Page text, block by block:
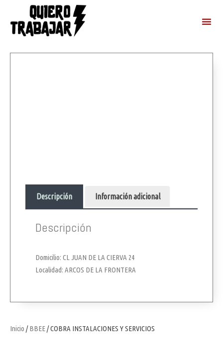
Inicio /BBEE/ COBRA INSTALACIONES Y SERVICIOS
Descripción Información adicional
Descripción
Domicilio: CL JUAN DE LA CIERVA 24
Localidad: ARCOS DE LA FRONTERA